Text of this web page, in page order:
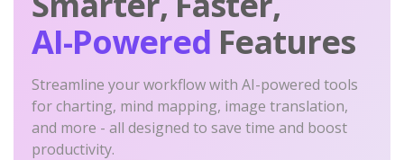
AI-Powered Features
Streamline your workflow with AI-powered tools
for charting, mind mapping, image translation,
and more - all designed to save time and boost
productivity.